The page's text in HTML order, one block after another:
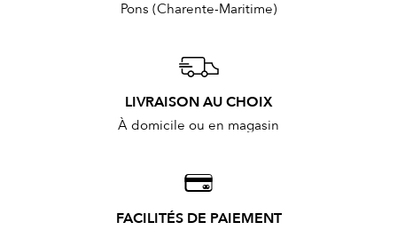
Pons (Charente-Maritime)
LIVRAISON AU CHOIX
À domicile ou en magasin
FACILITÉS DE PAIEMENT